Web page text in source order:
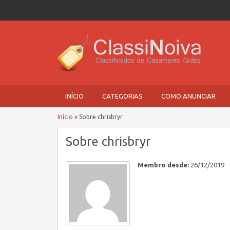
INÍCIO CATEGORIAS COMO ANUNCIAR
Início » Sobre chrisbryr
Sobre chrisbryr
Membro desde: 26/12/2019